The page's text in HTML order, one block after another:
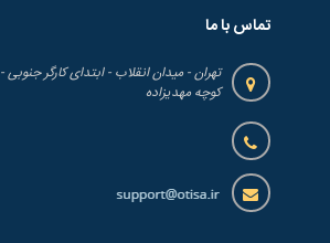
تماس با ما
تهران - میدان انقلاب - ابتدای کارگر جنوبی -
کوچه مهدیزاده